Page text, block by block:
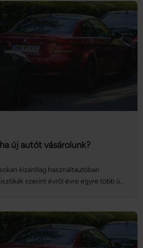
hogy az évek alatt elveszik,
tűnik fel, amikor éppen eladásra
törzskönyv nélkül sem teljesen
ajánlott, ráadásul ehhez igazán
az eladó és a vevő között.
új autót vásárolunk?
kizárólag használtautóban
szerint évről évre egyre több új
– vegyük sorra, hogy pontosan mit